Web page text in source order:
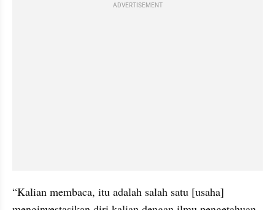
ADVERTISEMENT
“Kalian membaca, itu adalah salah satu [usaha]